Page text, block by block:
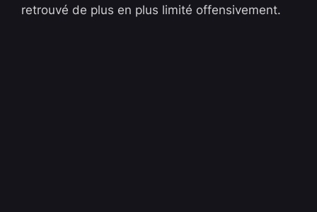
retrouvé de plus en plus limité offensivement.